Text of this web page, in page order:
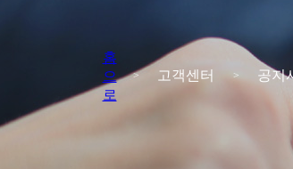
홈
으
로
고객센터 공지